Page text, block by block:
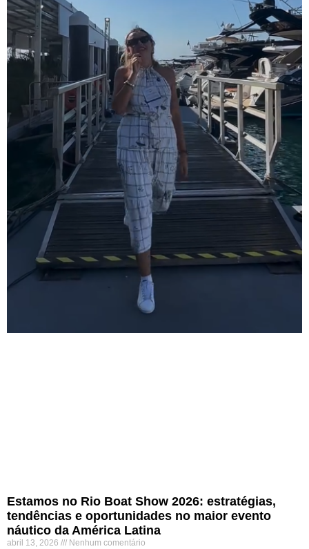
Estamos no Rio Boat Show 2026: estratégias,
tendências e oportunidades no maior evento
náutico da América Latina
abril 13, 2026 Nenhum comentário